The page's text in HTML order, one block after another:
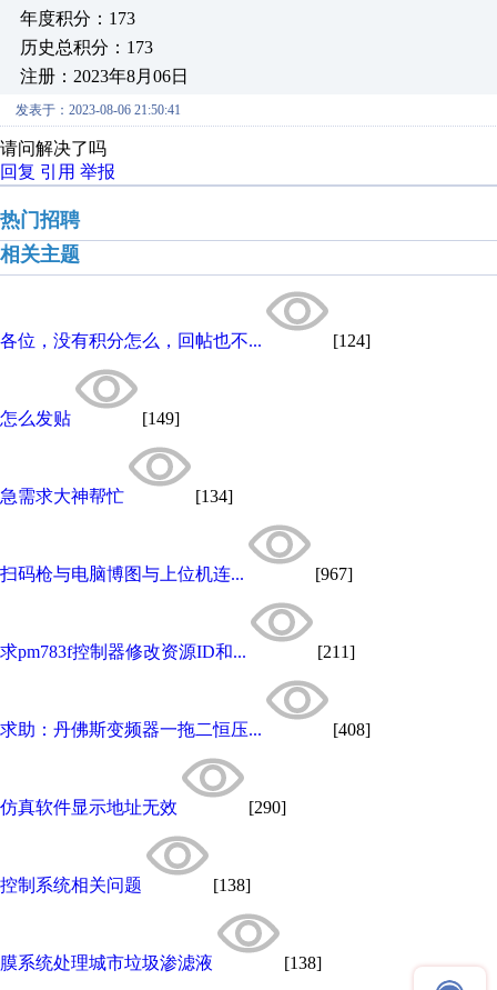
年度积分：173
历史总积分：173
注册：2023年8月06日
发表于：2023-08-06 21:50:41
请问解决了吗
回复 引用 举报
热门招聘
相关主题
各位，没有积分怎么，回帖也不... [124]
怎么发贴 [149]
急需求大神帮忙 [134]
扫码枪与电脑博图与上位机连... [967]
求pm783f控制器修改资源ID和... [211]
求助：丹佛斯变频器一拖二恒压... [408]
仿真软件显示地址无效 [290]
控制系统相关问题 [138]
膜系统处理城市垃圾渗滤液 [138]